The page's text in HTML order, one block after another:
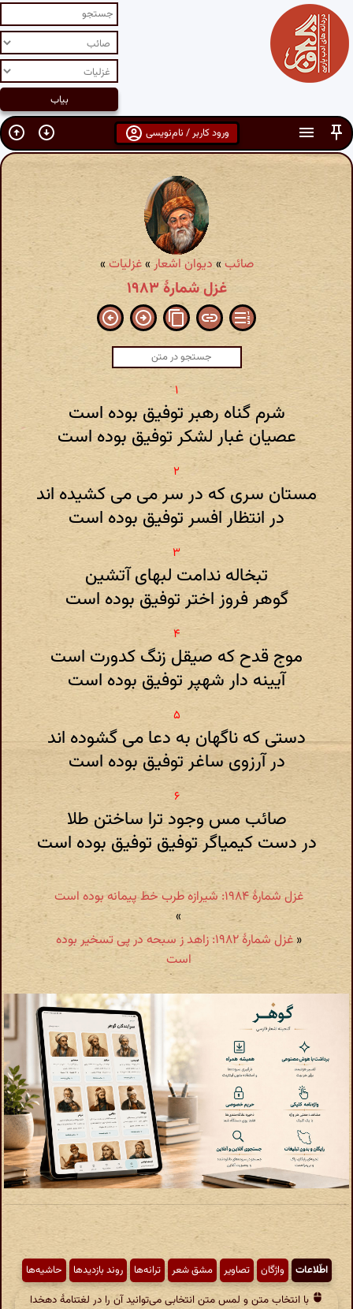
ورود کاربر / نام‌نویسی
صائب »دیوان اشعار»غزلیات»
غزل شمارهٔ ۱۹۸۳
شرم گناه رهبر توفیق بوده است
عصیان غبار لشکر توفیق بوده است
مستان سری که در سر می می کشیده اند
در انتظار افسر توفیق بوده است
تبخاله ندامت لبهای آتشین
گوهر فروز اختر توفیق بوده است
موج قدح که صیقل زنگ کدورت است
آیینه دار شهپر توفیق بوده است
دستی که ناگهان به دعا می گشوده اند
در آرزوی ساغر توفیق بوده است
صائب مس وجود ترا ساختن طلا
در دست کیمیاگر توفیق توفیق بوده است
غزل شمارهٔ ۱۹۸۴: شیرازه طرب خط پیمانه بوده است
»
«
غزل شمارهٔ ۱۹۸۲: زاهد ز سبحه در پی تسخیر بوده
است
اطّلاعات واژگان تصاویر مشق شعر ترانه‌ها روند بازدیدها حاشیه‌ها
با انتخاب متن و لمس متن انتخابی می‌توانید آن را در لغتنامهٔ دهخدا